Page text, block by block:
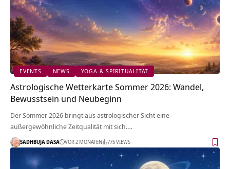
EVENTS NEWS YOGA & SPIRITUALITÄT
Astrologische Wetterkarte Sommer 2026: Wandel,
Bewusstsein und Neubeginn
Der Sommer 2026 bringt aus astrologischer Sicht eine
außergewöhnliche Zeitqualität mit sich.…
SADHBUJA DASA VOR 2 MONATEN 775 VIEWS